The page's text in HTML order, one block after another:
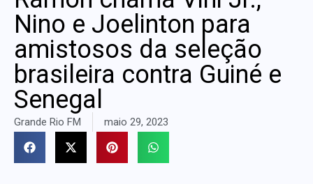
Nino e Joelinton para
amistosos da seleção
brasileira contra Guiné e
Senegal
Grande Rio FM maio 29, 2023